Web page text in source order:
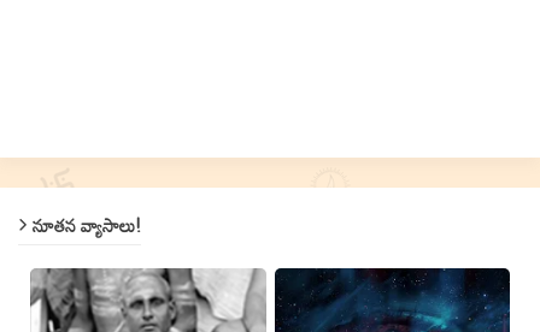
నూతన వ్యాసాలు!